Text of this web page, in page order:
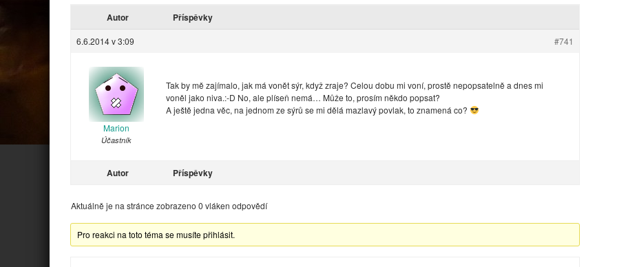
Autor Příspěvky
6.6.2014 v 3:09 #741
Marion
Účastník
Tak by mě zajímalo, jak má vonět sýr, když zraje? Celou dobu mi voní, prostě nepopsatelně a dnes mi
voněl jako niva.:-D No, ale plíseň nemá… Může to, prosím někdo popsat?
A ještě jedna věc, na jednom ze sýrů se mi dělá mazlavý povlak, to znamená co?
Autor Příspěvky
Aktuálně je na stránce zobrazeno 0 vláken odpovědí
Pro reakci na toto téma se musíte přihlásit.